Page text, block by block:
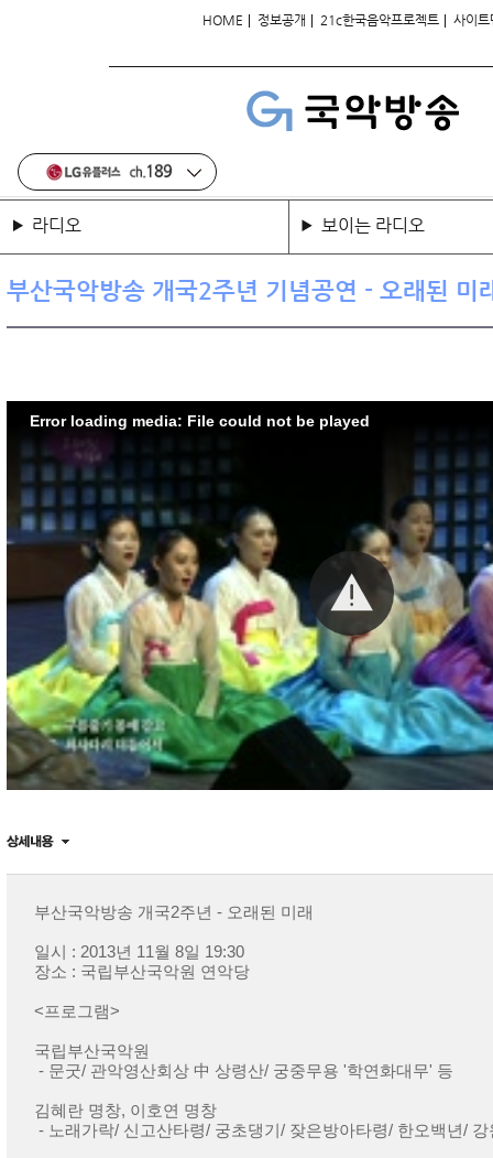
HOME | 정보공개 | 21c한국음악프로젝트 | 사이트
라디오 보이는 라디오
부산국악방송 개국2주년 기념공연 - 오래된 미
Error loading media: File could not be played
부산국악방송 개국2주년 - 오래된 미래
일시 : 2013년 11월 8일 19:30
장소 : 국립부산국악원 연악당
<프로그램>
국립부산국악원
- 문굿/ 관악영산회상 中 상령산/ 궁중무용 '학연화대무' 등
김혜란 명창, 이호연 명창
- 노래가락/ 신고산타령/ 궁초댕기/ 잦은방아타령/ 한오백년/